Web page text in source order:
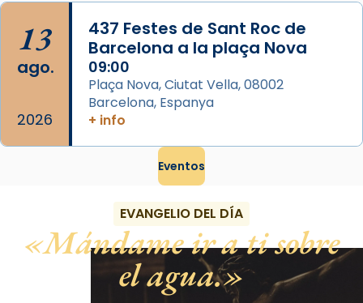
13
ago.
2026
437 Festes de Sant Roc de
Barcelona a la plaça Nova
09:00
Plaça Nova, Ciutat Vella, 08002
Barcelona, Espanya
+ info
Eventos
EVANGELIO DEL DÍA
Mándame ir a ti sobre
el agua.